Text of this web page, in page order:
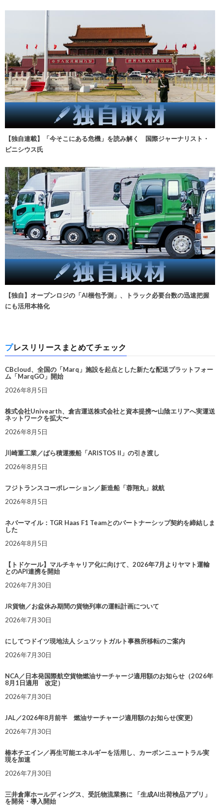
【独自連載】「今そこにある危機」を読み解く 国際ジャーナリスト・
ビニシウス氏
【独自】オープンロジの「AI梱包予測」、トラック必要台数の迅速把握
にも活用本格化
プレスリリースまとめてチェック
CBcloud、全国の「Marq」施設を起点とした新たな配送プラットフォー
ム「MarqGO」開始
2026年8月5日
株式会社Univearth、倉吉運送株式会社と資本提携〜山陰エリアへ実運送
ネットワークを拡大〜
2026年8月5日
川崎重工業／ばら積運搬船「ARISTOS II」の引き渡し
2026年8月5日
フジトランスコーポレーション／新造船「蓉翔丸」就航
2026年8月5日
ネバーマイル：TGR Haas F1 Teamとのパートナーシップ契約を締結しま
した
2026年8月5日
【トドケール】マルチキャリア化に向けて、2026年7月よりヤマト運輸
とのAPI連携を開始
2026年7月30日
JR貨物／お盆休み期間の貨物列車の運転計画について
2026年7月30日
にしてつドイツ現地法人 シュツットガルト事務所移転のご案内
2026年7月30日
NCA／日本発国際航空貨物燃油サーチャージ適用額のお知らせ（2026年
8月1日適用 改定）
2026年7月30日
JAL／2026年8月前半 燃油サーチャージ適用額のお知らせ(変更)
2026年7月30日
椿本チエイン／再生可能エネルギーを活用し、カーボンニュートラル実
現を加速
2026年7月30日
三井倉庫ホールディングス、受託物流業務に 「生成AI出荷検品アプリ」
を開発・導入開始